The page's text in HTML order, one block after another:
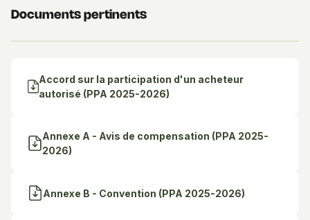
Documents pertinents
Accord sur la participation d'un acheteur
autorisé (PPA 2025-2026)
Annexe A - Avis de compensation (PPA 2025-
2026)
Annexe B - Convention (PPA 2025-2026)